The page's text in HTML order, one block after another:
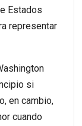
Estados
representar
si
en cambio,
cuando